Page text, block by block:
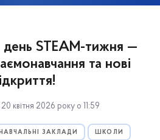
STEAM-тижня —
та нові
квітня 2026 року о 11:59
ЗАКЛАДИ ШКОЛИ